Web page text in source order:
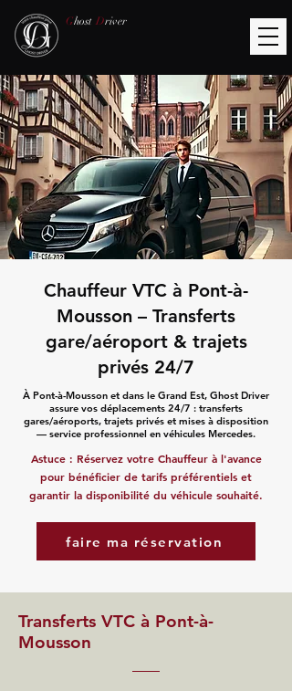
Ghost Driver
Chauffeur VTC à Pont-à-
Mousson – Transferts
gare/aéroport & trajets
privés 24/7
À Pont-à-Mousson et dans le Grand Est, Ghost Driver
assure vos déplacements 24/7 : transferts
gares/aéroports, trajets privés et mises à disposition
— service professionnel en véhicules Mercedes.
Astuce : Réservez votre Chauffeur à l'avance
pour bénéficier de tarifs préférentiels et
garantir la disponibilité du véhicule souhaité.
faire ma réservation
Transferts VTC à Pont-à-
Mousson